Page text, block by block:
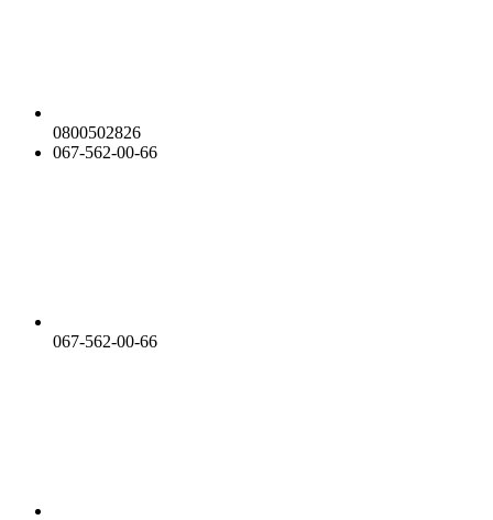
0800502826
067-562-00-66
067-562-00-66